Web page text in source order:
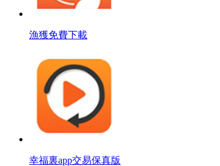
漁獲免費下載
幸福裏app交易保真版